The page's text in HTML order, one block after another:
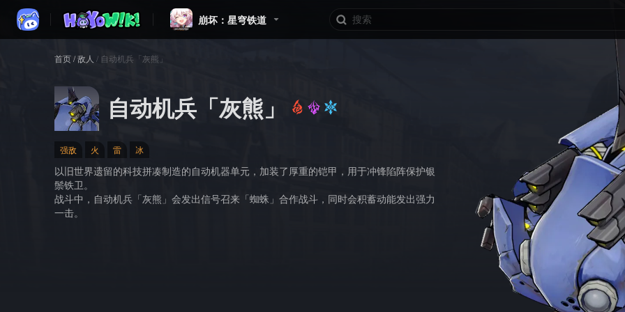
崩坏：星穹铁道
首页/敌人 / 自动机兵「灰熊」
自动机兵「灰熊」
强敌 火 雷 冰
以旧世界遗留的科技拼凑制造的自动机器单元，加装了厚重的铠甲，用于冲锋陷阵保护银
鬃铁卫。
战斗中，自动机兵「灰熊」会发出信号召来「蜘蛛」合作战斗，同时会积蓄动能发出强力
一击。